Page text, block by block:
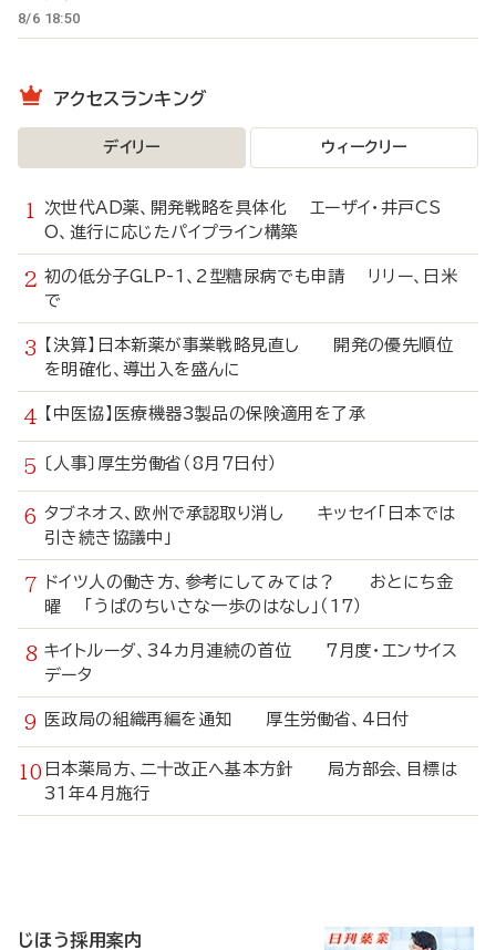
8/6 18:50
アクセスランキング
デイリー ウィークリー
次世代AD薬、開発戦略を具体化 エーザイ・井戸CS
O、進行に応じたパイプライン構築
初の低分子GLP-1、2型糖尿病でも申請 リリー、日米
で
【決算】日本新薬が事業戦略見直し 開発の優先順位
を明確化、導出入を盛んに
【中医協】医療機器3製品の保険適用を了承
〔人事〕厚生労働省（8月7日付）
タブネオス、欧州で承認取り消し キッセイ「日本では
引き続き協議中」
ドイツ人の働き方、参考にしてみては？ おとにち金
曜 「うぱのちいさな一歩のはなし」（17）
キイトルーダ、34カ月連続の首位 7月度・エンサイス
データ
医政局の組織再編を通知 厚生労働省、4日付
日本薬局方、二十改正へ基本方針 局方部会、目標は
31年4月施行
じほう採用案内